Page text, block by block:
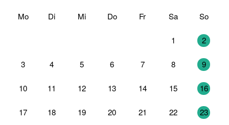
Mo Di Mi Do Fr Sa So
1 2
3 4 5 6 7 8 9
10 11 12 13 14 15 16
17 18 19 20 21 22 23